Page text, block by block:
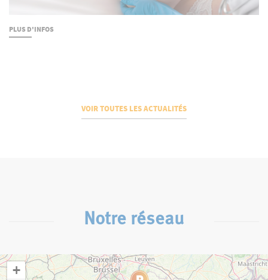
PLUS D'INFOS
VOIR TOUTES LES ACTUALITÉS
Notre réseau
+